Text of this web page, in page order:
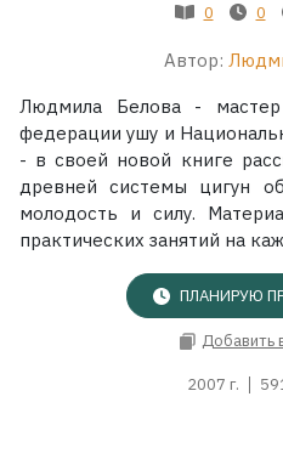
0 0
Автор:
Людмила Белова - мастер
федерации ушу и
- в своей новой книге
древней системы цигун
молодость и силу.
практических занятий на
ПЛАНИРУЮ
Добавить
2007 г.